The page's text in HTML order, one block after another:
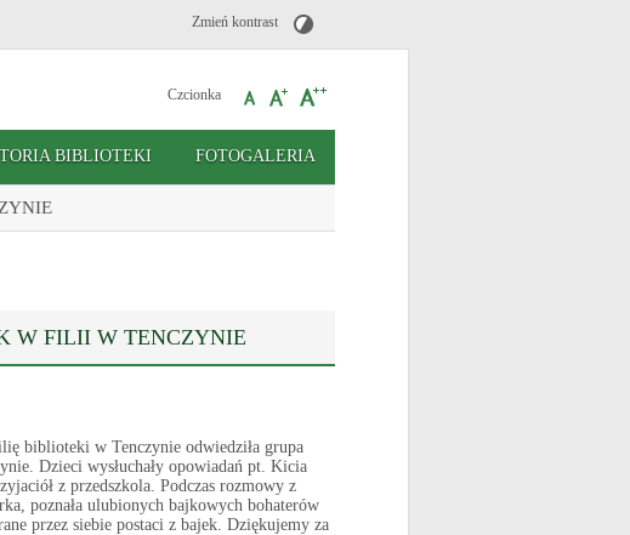
Zmień kontrast
Czcionka
BIBLIOTEKI FOTOGALERIA
W FILII W TENCZYNIE
biblioteki w Tenczynie odwiedziła grupa
Dzieci wysłuchały opowiadań pt. Kicia
z przedszkola. Podczas rozmowy z
poznała ulubionych bajkowych bohaterów
przez siebie postaci z bajek. Dziękujemy za